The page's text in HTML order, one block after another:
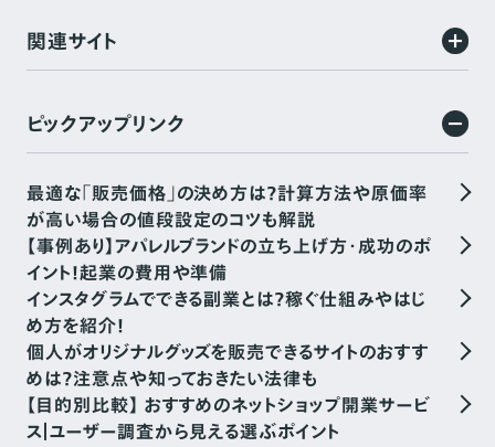
関連サイト
ピックアップリンク
最適な「販売価格」の決め方は？計算方法や原価率
が高い場合の値段設定のコツも解説
【事例あり】アパレルブランドの立ち上げ方・成功のポ
イント！起業の費用や準備
インスタグラムでできる副業とは？稼ぐ仕組みやはじ
め方を紹介！
個人がオリジナルグッズを販売できるサイトのおすす
めは？注意点や知っておきたい法律も
【目的別比較】 おすすめのネットショップ開業サービ
ス｜ユーザー調査から見える選ぶポイント